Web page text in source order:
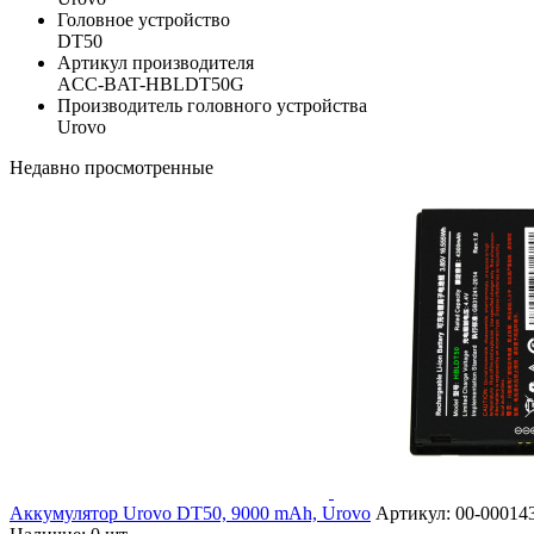
Головное устройство
DT50
Артикул производителя
ACC-BAT-HBLDT50G
Производитель головного устройства
Urovo
Недавно просмотренные
Аккумулятор Urovo DT50, 9000 mAh, Urovo Артикул: 00-